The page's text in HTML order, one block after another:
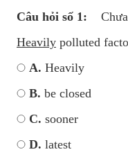
Câu hỏi số 1:
Heavily polluted
A. Heavily
B. be closed
C. sooner
D. latest